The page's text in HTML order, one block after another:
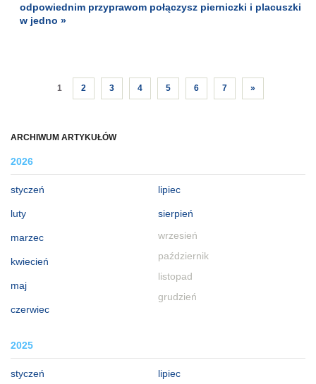
ARCHIWUM ARTYKUŁÓW
2026
styczeń
luty
marzec
kwiecień
maj
czerwiec
lipiec
sierpień
wrzesień
październik
listopad
grudzień
2025
styczeń lipiec
odpowiednim przyprawom połączysz pierniczki i placuszki
w jedno »
1 2 3 4 5 6 7 »